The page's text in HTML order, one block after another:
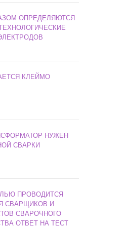
ОПРЕДЕЛЯЮТСЯ
КЛЕЙМО
НУЖЕН
СВАРКИ
ПРОВОДИТСЯ
СВАРЩИКОВ И
СВАРОЧНОГО
ОТВЕТ НА ТЕСТ